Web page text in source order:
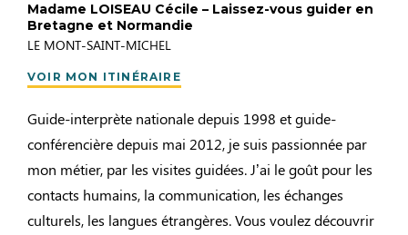
Madame LOISEAU Cécile – Laissez-vous guider en
Bretagne et Normandie
LE MONT-SAINT-MICHEL
VOIR MON ITINÉRAIRE
Guide-interprète nationale depuis 1998 et guide-
conférencière depuis mai 2012, je suis passionnée par
mon métier, par les visites guidées. J’ai le goût pour les
contacts humains, la communication, les échanges
culturels, les langues étrangères. Vous voulez découvrir